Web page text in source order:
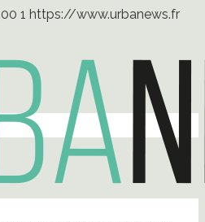
1 https://www.urbanews.fr